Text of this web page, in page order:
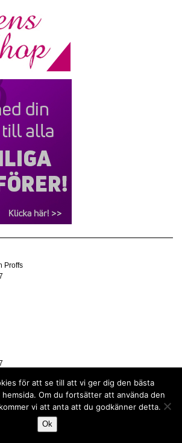
Proffs
för att se till att vi ger dig den bästa
Om du fortsätter att använda den
vi att anta att du godkänner detta.
Ok